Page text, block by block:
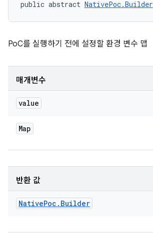
public abstract NativePoc.Builder
PoC를 실행하기 전에 설정할 환경 변수 맵
매개변수
value
Map
반환 값
NativePoc . Builder